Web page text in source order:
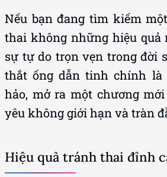
Nếu bạn đang tìm kiếm
thai không những hiệu quả
sự tự do trọn vẹn trong đời
thắt ống dẫn tinh chính là
hảo, mở ra một chương
yêu không giới hạn và tràn
Hiệu quả tránh thai đỉnh